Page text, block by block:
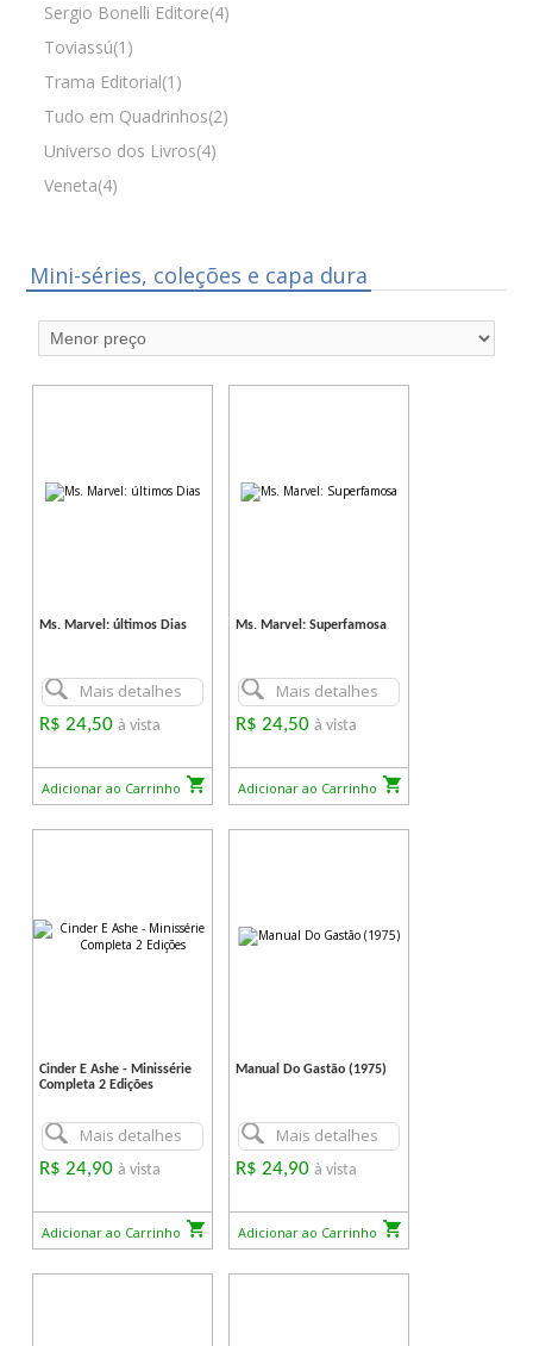
Sergio Bonelli Editore(4)
Toviassú(1)
Trama Editorial(1)
Tudo em Quadrinhos(2)
Universo dos Livros(4)
Veneta(4)
Mini-séries, coleções e capa dura
Ms. Marvel: últimos Dias
Mais detalhes
R$ 24,50à vista
Adicionar ao Carrinho
Ms. Marvel: Superfamosa
Mais detalhes
R$ 24,50à vista
Adicionar ao Carrinho
Cinder E Ashe - Minissérie
Completa 2 Edições
Mais detalhes
R$ 24,90à vista
Adicionar ao Carrinho
Manual Do Gastão (1975)
Mais detalhes
R$ 24,90à vista
Adicionar ao Carrinho